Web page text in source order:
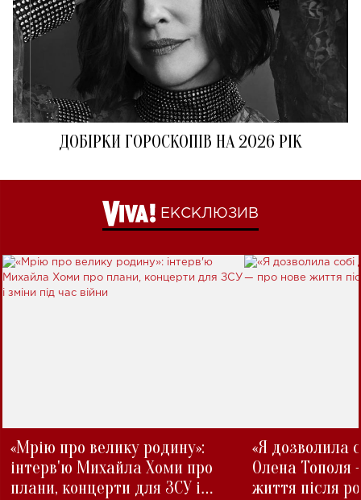
ДОБІРКИ ГОРОСКОПІВ НА 2026 РІК
ЕКСКЛЮЗИВ
«Мрію про велику родину»:
інтерв'ю Михайла Хоми про
плани, концерти для ЗСУ і
«Я дозволила
Олена Тополя
життя після